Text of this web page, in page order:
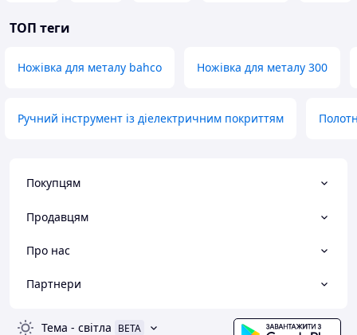
ТОП теги
Ножівка для металу bahco Ножівка для металу 300
Ручний інструмент із діелектричним покриттям
Покупцям
Продавцям
Про нас
Партнери
Тема - світла BETA